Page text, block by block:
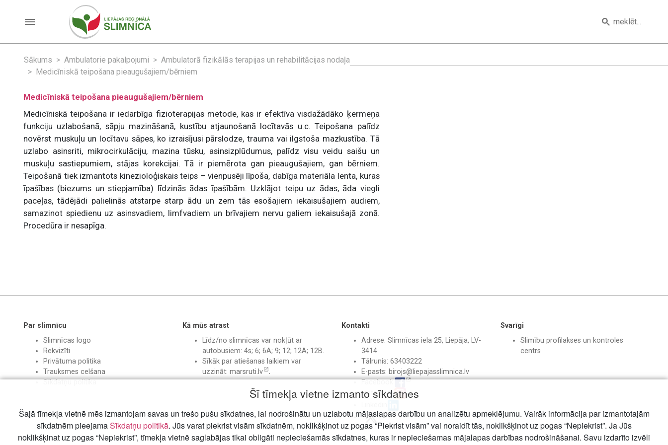
Sākums Ambulatorie pakalpojumi
Ambulatorā fizikālās terapijas un rehabilitācijas nodaļa
Medicīniskā teipošana pieaugušajiem/bērniem
Medicīniskā teipošana pieaugušajiem/bērniem
Medicīniskā teipošana ir iedarbīga fizioterapijas metode, kas ir efektīva visdažādāko ķermeņa
funkciju uzlabošanā, sāpju mazināšanā, kustību atjaunošanā locītavās u.c. Teipošana palīdz
novērst muskuļu un locītavu sāpes, ko izraisījusi pārslodze, trauma vai ilgstoša mazkustība. Tā
uzlabo asinsriti, mikrocirkulāciju, mazina tūsku, asinsizplūdumus, palīdz visu veidu saišu un
muskuļu sastiepumiem, stājas korekcijai. Tā ir piemērota gan pieaugušajiem, gan bērniem.
Teipošanā tiek izmantots kinezioloģiskais teips – vienpusēji līpoša, dabīga materiāla lenta, kuras
īpašības (biezums un stiepjamība) līdzinās ādas īpašībām. Uzklājot teipu uz ādas, āda viegli
paceļas, tādējādi palielinās atstarpe starp ādu un zem tās esošajiem iekaisušajiem audiem,
samazinot spiedienu uz asinsvadiem, limfvadiem un brīvajiem nervu galiem iekaisušajā zonā.
Procedūra ir nesapīga.
Par slimnīcu
Slimnīcas logo
Rekvizīti
Privātuma politika
Trauksmes celšana
Sīkdatņu politika
Kā mūs atrast
Līdz/no slimnīcas var nokļūt ar
autobusiem: 4s; 6; 6A; 9; 12; 12A; 12B.
Sīkāk par atiešanas laikiem var
uzzināt: marsruti.lv .
Kontakti
Adrese: Slimnīcas iela 25, Liepāja, LV-
3414
Tālrunis: 63403222
E-pasts: birojs@liepajasslimnica.lv
Facebook
Instagram
Svarīgi
Slimību profilakses un kontroles
centrs
Šī tīmekļa vietne izmanto sīkdatnes
Šajā tīmekļa vietnē mēs izmantojam savas un trešo pušu sīkdatnes, lai nodrošinātu un uzlabotu mājaslapas darbību un analizētu apmeklējumu. Vairāk informācija par izmantotajām
sīkdatnēm pieejamaSīkdatņu politikā. Jūs varat piekrist visām sīkdatnēm, noklikšķinot uz pogas “Piekrist visām” vai noraidīt tās, noklikšķinot uz pogas “Nepiekrist”. Ja Jūs
noklikšķinat uz pogas “Nepiekrist”, tīmekļa vietnē saglabājas tikai obligāti nepieciešamās sīkdatnes, kuras ir nepieciešamas mājalapas darbības nodrošināšanai. Savu izdarīto izvēli